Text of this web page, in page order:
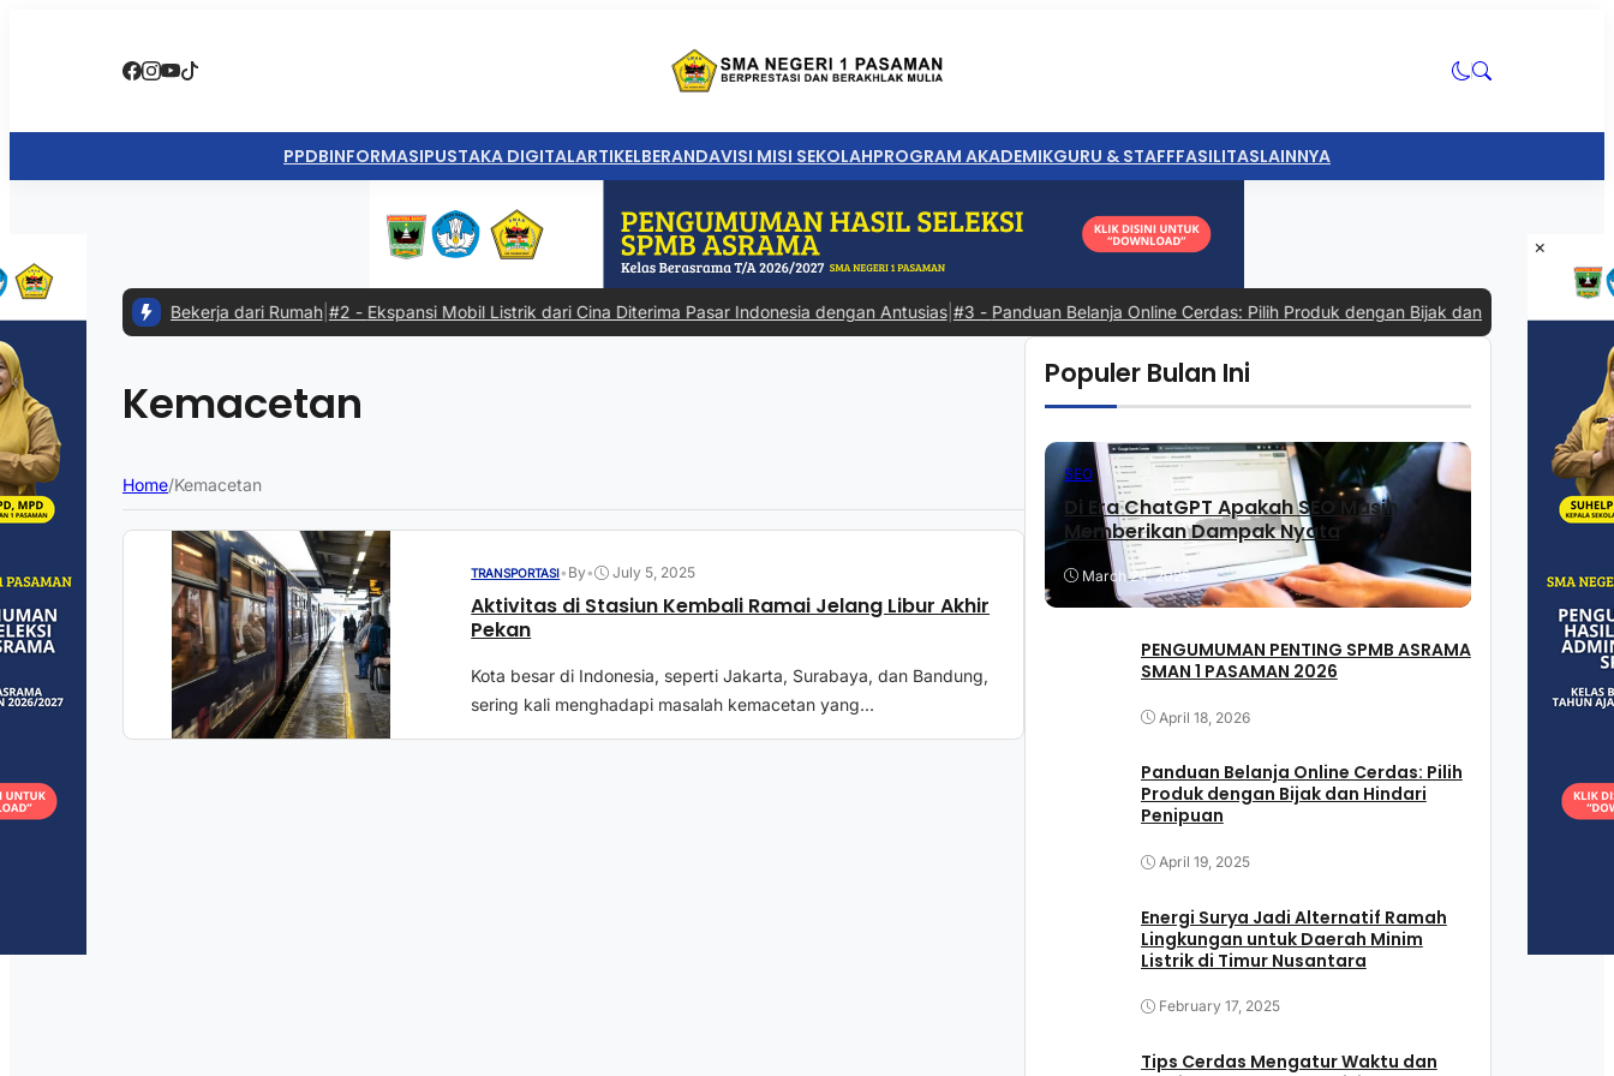
PPDBINFORMASIPUSTAKA DIGITALARTIKELBERANDAVISI MISI SEKOLAHPROGRAM AKADEMIKGURU & STAFFFASILITASLAINNYA
saat Bekerja dari Rumah |#2 -Ekspansi Mobil Listrik dari Cina Diterima Pasar Indonesia dengan Antusias|#3 -Panduan Belanja Online Cerdas: Pilih Produk dengan Bijak dan Hindari Penipuan
Kemacetan
Home/Kemacetan
TRANSPORTASI• By• July 5, 2025
Aktivitas di Stasiun Kembali Ramai Jelang Libur Akhir
Pekan
Kota besar di Indonesia, seperti Jakarta, Surabaya, dan Bandung,
sering kali menghadapi masalah kemacetan yang...
Populer Bulan Ini
SEO
Di Era ChatGPT Apakah SEO Masih
Memberikan Dampak Nyata
March 24, 2025
PENGUMUMAN PENTING SPMB ASRAMA
SMAN 1 PASAMAN 2026
April 18, 2026
Panduan Belanja Online Cerdas: Pilih
Produk dengan Bijak dan Hindari
Penipuan
April 19, 2025
Energi Surya Jadi Alternatif Ramah
Lingkungan untuk Daerah Minim
Listrik di Timur Nusantara
February 17, 2025
Tips Cerdas Mengatur Waktu dan
×